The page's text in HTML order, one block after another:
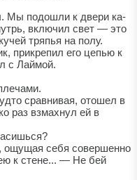
Мы подошли к двери ка-
включил свет — это
тряпья на полу.
прикрепил его цепью к
с Лаймой.
сравнивая, отошел в
раз взмахнул ей в
ощущая себя совершенно
к стене... — Не бей